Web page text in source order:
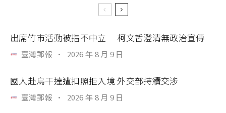
出席竹市活動被指不中立 柯文哲澄清無政治宣傳
臺灣郵報 · 2026 年 8 月 9 日
國人赴烏干達遭扣照拒入境 外交部持續交涉
臺灣郵報 · 2026 年 8 月 9 日